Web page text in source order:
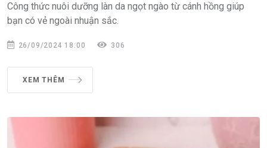
Công thức nuôi dưỡng làn da ngọt ngào từ cánh hồng giúp
bạn có vẻ ngoài nhuận sắc.
26/09/2024 18:00 306
XEM THÊM